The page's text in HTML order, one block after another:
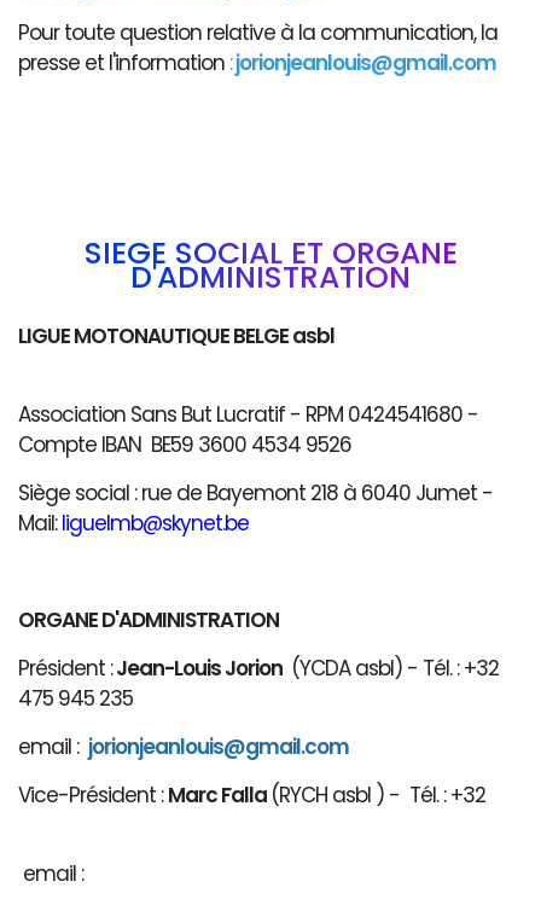
Pour toute question relative à la communication, la
presse et l'information :jorionjeanlouis@gmail.com
SIÈGE SOCIAL ET ORGANE
D'ADMINISTRATION
LIGUE MOTONAUTIQUE BELGE asbl
Association Sans But Lucratif - RPM 0424541680 -
Compte IBAN BE59 3600 4534 9526
Siège social : rue de Bayemont 218 à 6040 Jumet -
Mail:liguelmb@skynet.be
ORGANE D'ADMINISTRATION
Président :Jean-Louis Jorion (YCDA asbl) - Tél. : +32
475 945 235
email : jorionjeanlouis@gmail.com
Vice-Président :Marc Falla (RYCH asbl ) - Tél. : +32
email :